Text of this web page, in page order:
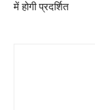
में होगी प्रदर्शित